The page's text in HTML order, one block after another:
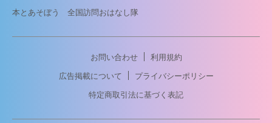
本とあそぼう 全国訪問おはなし隊
お問い合わせ
利用規約
広告掲載について
プライバシーポリシー
特定商取引法に基づく表記